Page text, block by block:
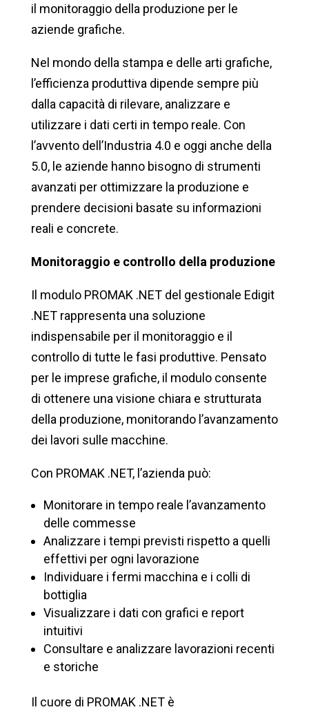
il monitoraggio della produzione per le
aziende grafiche.
Nel mondo della stampa e delle arti grafiche,
l’efficienza produttiva dipende sempre più
dalla capacità di rilevare, analizzare e
utilizzare i dati certi in tempo reale. Con
l’avvento dell’Industria 4.0 e oggi anche della
5.0, le aziende hanno bisogno di strumenti
avanzati per ottimizzare la produzione e
prendere decisioni basate su informazioni
reali e concrete.
Monitoraggio e controllo della produzione
Il modulo PROMAK .NET del gestionale Edigit
.NET rappresenta una soluzione
indispensabile per il monitoraggio e il
controllo di tutte le fasi produttive. Pensato
per le imprese grafiche, il modulo consente
di ottenere una visione chiara e strutturata
della produzione, monitorando l’avanzamento
dei lavori sulle macchine.
Con PROMAK .NET, l’azienda può:
Monitorare in tempo reale l’avanzamento
delle commesse
Analizzare i tempi previsti rispetto a quelli
effettivi per ogni lavorazione
Individuare i fermi macchina e i colli di
bottiglia
Visualizzare i dati con grafici e report
intuitivi
Consultare e analizzare lavorazioni recenti
e storiche
Il cuore di PROMAK .NET è